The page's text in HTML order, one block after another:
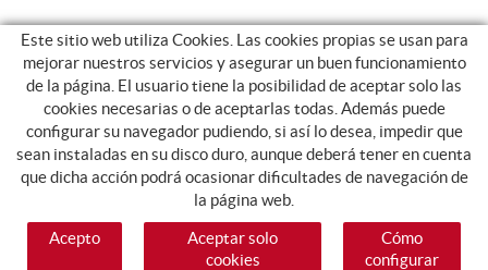
Este sitio web utiliza Cookies. Las cookies propias se usan para
mejorar nuestros servicios y asegurar un buen funcionamiento
de la página. El usuario tiene la posibilidad de aceptar solo las
cookies necesarias o de aceptarlas todas. Además puede
configurar su navegador pudiendo, si así lo desea, impedir que
sean instaladas en su disco duro, aunque deberá tener en cuenta
que dicha acción podrá ocasionar dificultades de navegación de
la página web.
Acepto
Aceptar solo
cookies
Cómo
configurar